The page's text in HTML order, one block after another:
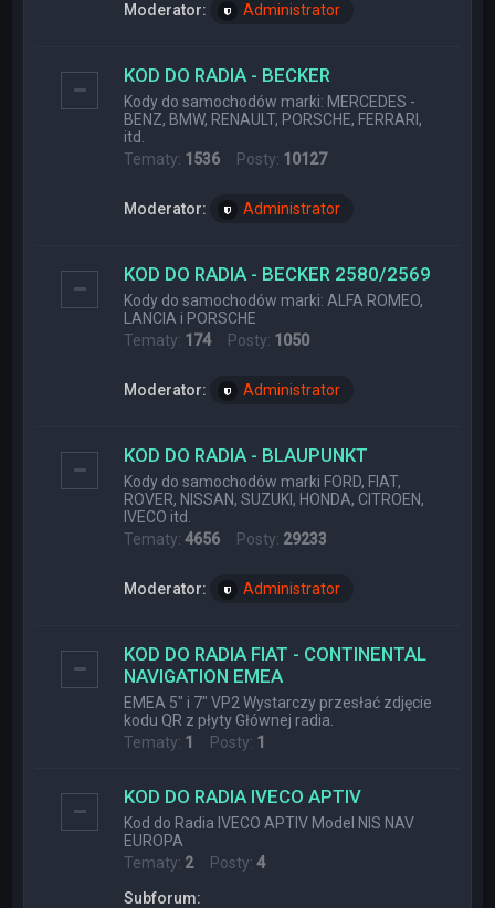
Moderator: Administrator
KOD DO RADIA - BECKER
Kody do samochodów marki: MERCEDES -
BENZ, BMW, RENAULT, PORSCHE, FERRARI,
itd.
Tematy: 1536 Posty: 10127
Moderator: Administrator
KOD DO RADIA - BECKER 2580/2569
Kody do samochodów marki: ALFA ROMEO,
LANCIA i PORSCHE
Tematy: 174Posty: 1050
Moderator: Administrator
KOD DO RADIA - BLAUPUNKT
Kody do samochodów marki FORD, FIAT,
ROVER, NISSAN, SUZUKI, HONDA, CITROEN,
IVECO itd.
Tematy:4656 Posty: 29233
Moderator: Administrator
KOD DO RADIA FIAT - CONTINENTAL
NAVIGATION EMEA
EMEA 5" i 7" VP2 Wystarczy przesłać zdjęcie
kodu QR z płyty Głównej radia.
Tematy: 1 Posty: 1
KOD DO RADIA IVECO APTIV
Kod do Radia IVECO APTIV Model NIS NAV
EUROPA
Tematy: 2Posty:4
Subforum: